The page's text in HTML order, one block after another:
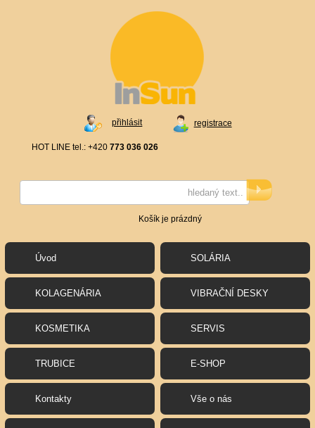
registrace
přihlásit
HOT LINE tel.: +420 773 036 026
Košík je prázdný
Úvod SOLÁRIA
KOLAGENÁRIA VIBRAČNÍ DESKY
KOSMETIKA SERVIS
TRUBICE E-SHOP
Kontakty Vše o nás